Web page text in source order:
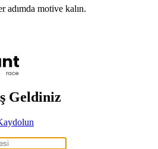
adımda motive kalın.
Geldiniz